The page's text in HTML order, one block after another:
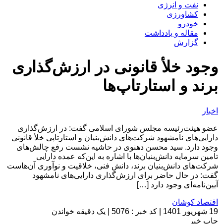
نفت و انرژی
کشاورزی
خودرو
مقاله و یادداشت
گزارش
وجود خلأ قانونی در ارزش‌گذاری
برند و استارتاپ‌ها
اخبار
عضو هیئت‌رئیسه مجلس شورای اسلامی گفت: در ارزش‌گذاری
دارایی‌های نامشهود شرکت‌های دانش‌بنیان و استارتاپی خلأ قانونی
وجود دارد. سید محسن دهنوی در حاشیه نشست رفع چالش‌های
تامین سرمایه دانش‌بنیان‌ها با اشاره به این‌که عمده دارایی
شرکت‌های دانش‌بنیان برند، دانش فنی، خلاقیت و نوآوری آن‌هاست
گفت: در حال حاضر برای ارزش‌گذاری دارایی‌های نامشهود
آیین‌نامه‌ای وجود دارد […]
اقتصاد کوشان
19 شهریور 1401
کد خبر : 5076
یک دقیقه خواندن
چاپ خبر